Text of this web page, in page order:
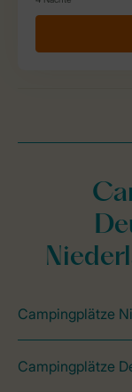
Campingplätze
Campingplätze